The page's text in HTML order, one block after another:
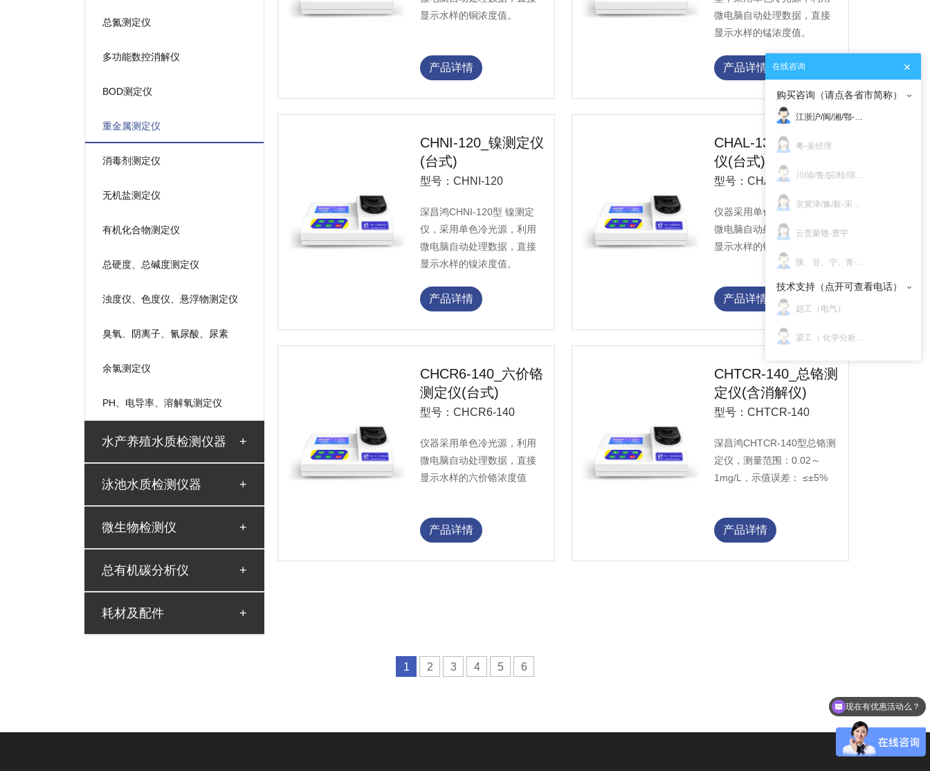
总氮测定仪
多功能数控消解仪
BOD测定仪
重金属测定仪
消毒剂测定仪
无机盐测定仪
有机化合物测定仪
总硬度、总碱度测定仪
浊度仪、色度仪、悬浮物测定仪
臭氧、阴离子、氰尿酸、尿素
余氯测定仪
PH、电导率、溶解氧测定仪
水产养殖水质检测仪器
水产养殖仪器(台式/便携式)
泳池水质检测仪器
泳池水质检测仪器(台式/便携式)
微生物检测仪
微生物测定仪
总有机碳分析仪
总有机碳分析仪
耗材及配件
显示水样的铜浓度值。
产品详情
微电脑自动处理数据，直接
显示水样的锰浓度值。
产品详情
CHNI-120_镍测定仪
(台式)
型号：CHNI-120
深昌鸿CHNI-120型 镍测定
仪，采用单色冷光源，利用
微电脑自动处理数据，直接
显示水样的镍浓度值。
产品详情
CHAL-130_铝测定
仪(台式)
型号：CHAL-130
仪器采用单色冷光源，利用
微电脑自动处理数据，直接
显示水样的铝浓度值。
产品详情
CHCR6-140_六价铬
测定仪(台式)
型号：CHCR6-140
仪器采用单色冷光源，利用
微电脑自动处理数据，直接
显示水样的六价铬浓度值
产品详情
CHTCR-140_总铬测
定仪(含消解仪)
型号：CHTCR-140
深昌鸿CHTCR-140型总铬测
定仪，测量范围：0.02～
1mg/L，示值误差： ≤±5%
产品详情
1 2 3 4 5 6
在线咨询
购买咨询（请点各省市简称）
江浙沪/闽/湘/鄂-赵明
粤-吴经理
川/渝/鲁/皖/桂/琼/东北/晋-邝经理
京冀津/豫/新-宋经理
云贵蒙赣-曹宇
陕、甘、宁、青-邝国威
技术支持（点开可查看电话）
赵工（电气）
梁工（ 化学分析 ）
现在有优惠活动么？